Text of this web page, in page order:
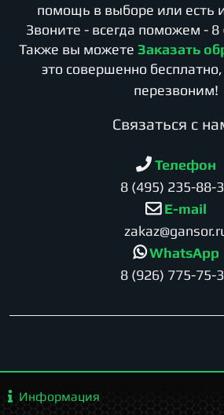
помощь в выборе или есть
Звоните - всегда поможем - 8
Также вы можете Заказать
это совершенно
перезвоним!
Cвязаться с
Телефон
8 (495) 235-88-
E-mail
WhatsApp
8 (926) 775-75-
Информация